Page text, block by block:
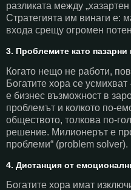
разликата между „хазартен
Стратегията им винаги е:
входа срещу огромен
3. Проблемите като
Когато нещо не работи,
Богатите хора се
е бизнес възможност в
проблемът и колкото по-
обществото, толкова по-
решение. Милионерът е
проблеми“ (problem solver).
4. Дистанция от
Богатите хора имат